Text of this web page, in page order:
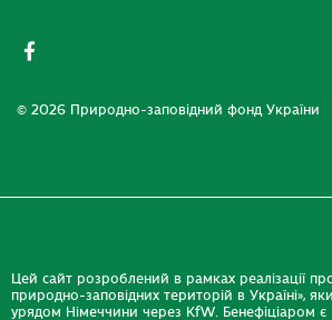
© 2026 Природно-заповідний фонд України
Цей сайт розроблений в рамках реалізації
природно-заповідних територій в Україні»,
урядом Німеччини через KfW. Бенефіціаром є